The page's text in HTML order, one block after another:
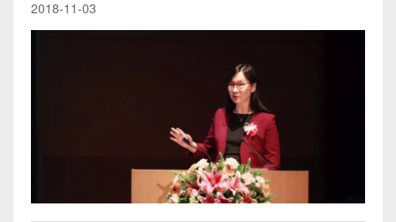
2018-11-03